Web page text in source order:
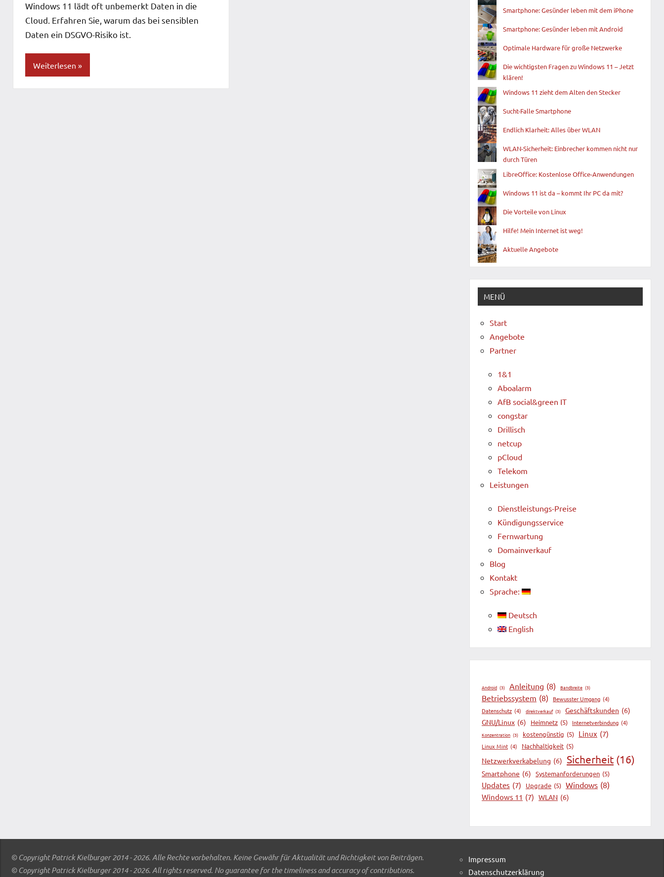
Windows 11 lädt oft unbemerkt Daten in die
Cloud. Erfahren Sie, warum das bei sensiblen
Daten ein DSGVO-Risiko ist.
Weiterlesen
Smartphone: Gesünder leben mit dem iPhone
Smartphone: Gesünder leben mit Android
Optimale Hardware für große Netzwerke
Die wichtigsten Fragen zu Windows 11 – Jetzt
klären!
Windows 11 zieht dem Alten den Stecker
Sucht-Falle Smartphone
Endlich Klarheit: Alles über WLAN
WLAN-Sicherheit: Einbrecher kommen nicht nur
durch Türen
LibreOffice: Kostenlose Office-Anwendungen
Windows 11 ist da – kommt Ihr PC da mit?
Die Vorteile von Linux
Hilfe! Mein Internet ist weg!
Aktuelle Angebote
MENÜ
Start
Angebote
Partner
1&1
Aboalarm
AfB social&green IT
congstar
Drillisch
netcup
pCloud
Telekom
Leistungen
Dienstleistungs-Preise
Kündigungsservice
Fernwartung
Domainverkauf
Blog
Kontakt
Sprache:
Deutsch
English
Android (3) Anleitung (8) Bandbreite (3)
Betriebssystem (8) Bewusster Umgang (4)
Datenschutz (4) direktverkauf (3) Geschäftskunden (6)
GNU/Linux (6) Heimnetz (5) Internetverbindung (4)
Konzentration (3) kostengünstig (5) Linux (7)
Linux Mint (4) Nachhaltigkeit (5)
Netzwerkverkabelung (6) Sicherheit (16)
Smartphone (6) Systemanforderungen (5)
Updates (7) Upgrade (5) Windows (8)
Windows 11 (7) WLAN (6)
© Copyright Patrick Kielburger 2014 - 2026. Alle Rechte vorbehalten. Keine Gewähr für Aktualität und Richtigkeit von Beiträgen.
© Copyright Patrick Kielburger 2014 - 2026. All rights reserved. No guarantee for the timeliness and accuracy of contributions.
Impressum
Datenschutzerklärung